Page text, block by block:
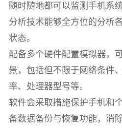
随时随地都可以监测手机系
分析技术能够全方位的分析
状态。
配备多个硬件配置模拟器，
景，包括但不限于网络条件
率、处理器型号等。
软件会采取措施保护手机和
备数据备份与恢复功能，消